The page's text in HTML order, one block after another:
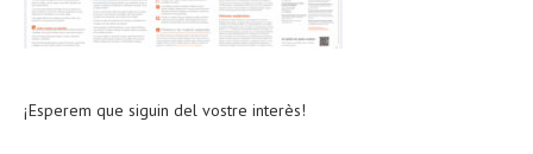
¡Esperem que siguin del vostre interès!